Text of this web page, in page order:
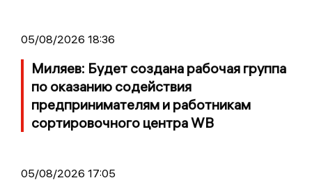
05/08/2026 18:36
Миляев: Будет создана рабочая группа
по оказанию содействия
предпринимателям и работникам
сортировочного центра WB
05/08/2026 17:05